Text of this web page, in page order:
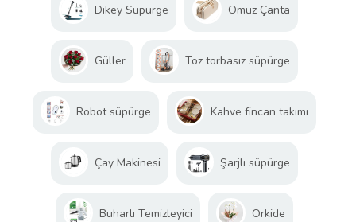
Dikey Süpürge Omuz Çanta
Güller Toz torbasız süpürge
Robot süpürge Kahve fincan takımı
Çay Makinesi Şarjlı süpürge
Buharlı Temizleyici Orkide